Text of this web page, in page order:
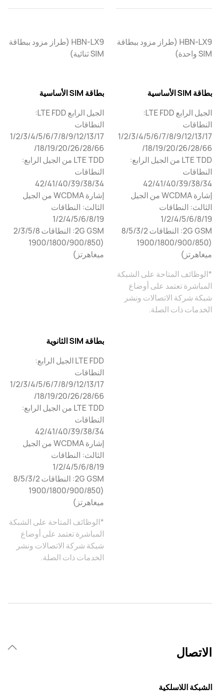
HBN-LX9 (طراز مزود ببطاقة
SIM واحدة)
بطاقة SIM الأساسية
الجيل الرابع LTE FDD:
النطاقات
1/2/3/4/5/6/7/8/9/12/13/17
/18/19/20/26/28/66
LTE TDD من الجيل الرابع:
النطاقات
34‏/38‏/39‏/40‏/41‏/‏42
إشارة WCDMA من الجيل
الثالث: النطاقات
1/2/4/5/6/8/19
2G GSM: النطاقات 2/‏3/‏5/‏8
(850/‏900/‏1800/‏1900
ميغاهرتز)
*الوظائف المتاحة على الشبكة
المباشرة تعتمد على أوضاع
شبكة شركة الاتصالات ونشر
الخدمات ذات الصلة.
HBN-LX9 (طراز مزود ببطاقة
SIM ثنائية)
بطاقة SIM الأساسية
الجيل الرابع LTE FDD:
النطاقات
1/2/3/4/5/6/7/8/9/12/13/17
/18/19/20/26/28/66
LTE TDD من الجيل الرابع:
النطاقات
34‏/38‏/39‏/40‏/41‏/‏42
إشارة WCDMA من الجيل
الثالث: النطاقات
1/2/4/5/6/8/19
2G GSM: النطاقات 2/3/5/8
(850‏/900/‏1800/‏1900
ميغاهرتز)
بطاقة SIM الثانوية
LTE FDD الجيل الرابع:
النطاقات
1/2/3/4/5/6/7/8/9/12/13/17
/18/19/20/26/28/66
LTE TDD من الجيل الرابع:
النطاقات
34‏/38‏/39‏/40‏/41‏/‏42
إشارة WCDMA من الجيل
الثالث: النطاقات
1/2/4/5/6/8/19
2G GSM: النطاقات 2/‏3/‏5/‏8
(850/‏900/‏1800/‏1900
ميغاهرتز)
*الوظائف المتاحة على الشبكة
المباشرة تعتمد على أوضاع
شبكة شركة الاتصالات ونشر
الخدمات ذات الصلة.
الاتصال
الشبكة اللاسلكية